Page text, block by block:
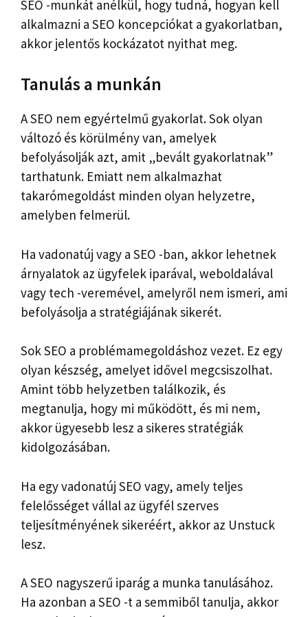
SEO -munkát anélkül, hogy tudná, hogyan kell
alkalmazni a SEO koncepciókat a gyakorlatban,
akkor jelentős kockázatot nyithat meg.
Tanulás a munkán
A SEO nem egyértelmű gyakorlat. Sok olyan
változó és körülmény van, amelyek
befolyásolják azt, amit „bevált gyakorlatnak”
tarthatunk. Emiatt nem alkalmazhat
takarómegoldást minden olyan helyzetre,
amelyben felmerül.
Ha vadonatúj vagy a SEO -ban, akkor lehetnek
árnyalatok az ügyfelek iparával, weboldalával
vagy tech -veremével, amelyről nem ismeri, ami
befolyásolja a stratégiájának sikerét.
Sok SEO a problémamegoldáshoz vezet. Ez egy
olyan készség, amelyet idővel megcsiszolhat.
Amint több helyzetben találkozik, és
megtanulja, hogy mi működött, és mi nem,
akkor ügyesebb lesz a sikeres stratégiák
kidolgozásában.
Ha egy vadonatúj SEO vagy, amely teljes
felelősséget vállal az ügyfél szerves
teljesítményének sikeréért, akkor az Unstuck
lesz.
A SEO nagyszerű iparág a munka tanulásához.
Ha azonban a SEO -t a semmiből tanulja, akkor